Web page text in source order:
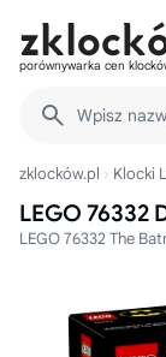
porównywarka cen
Wpisz
zklocków.pl Klocki
LEGO 76332
LEGO 76332 The